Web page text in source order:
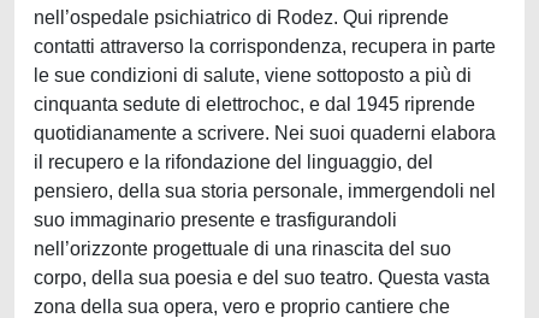
nell’ospedale psichiatrico di Rodez. Qui riprende
contatti attraverso la corrispondenza, recupera in parte
le sue condizioni di salute, viene sottoposto a più di
cinquanta sedute di elettrochoc, e dal 1945 riprende
quotidianamente a scrivere. Nei suoi quaderni elabora
il recupero e la rifondazione del linguaggio, del
pensiero, della sua storia personale, immergendoli nel
suo immaginario presente e trasfigurandoli
nell’orizzonte progettuale di una rinascita del suo
corpo, della sua poesia e del suo teatro. Questa vasta
zona della sua opera, vero e proprio cantiere che